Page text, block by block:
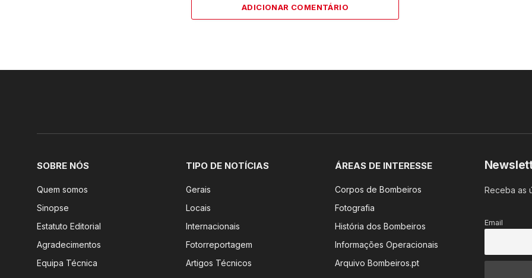
ADICIONAR COMENTÁRIO
SOBRE NÓS
Quem somos
Sinopse
Estatuto Editorial
Agradecimentos
Equipa Técnica
TIPO DE NOTÍCIAS
Gerais
Locais
Internacionais
Fotorreportagem
Artigos Técnicos
ÁREAS DE INTERESSE
Corpos de Bombeiros
Fotografia
História dos Bombeiros
Informações Operacionais
Arquivo Bombeiros.pt
Receba as
Email